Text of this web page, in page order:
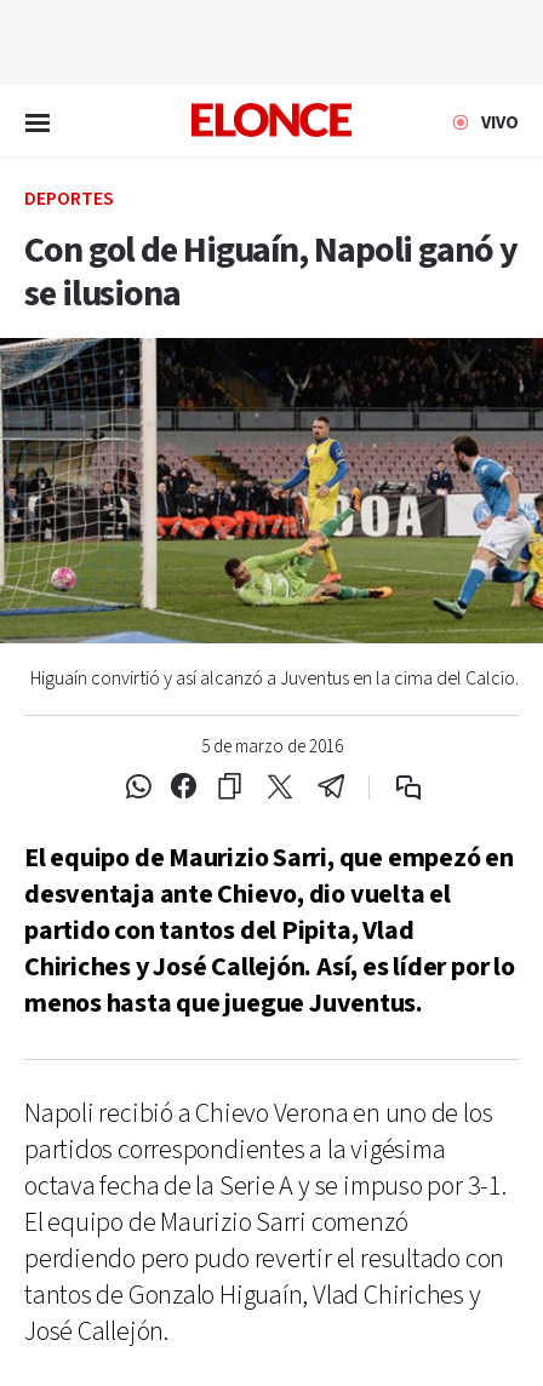
VIVO
DEPORTES
Con gol de Higuaín, Napoli ganó y
se ilusiona
5 de marzo de 2016
Higuaín convirtió y así alcanzó a Juventus en la cima del Calcio.
El equipo de Maurizio Sarri, que empezó en
desventaja ante Chievo, dio vuelta el
partido con tantos del Pipita, Vlad
Chiriches y José Callejón. Así, es líder por lo
menos hasta que juegue Juventus.
Napoli recibió a Chievo Verona en uno de los
partidos correspondientes a la vigésima
octava fecha de la Serie A y se impuso por 3-1.
El equipo de Maurizio Sarri comenzó
perdiendo pero pudo revertir el resultado con
tantos de Gonzalo Higuaín, Vlad Chiriches y
José Callejón.